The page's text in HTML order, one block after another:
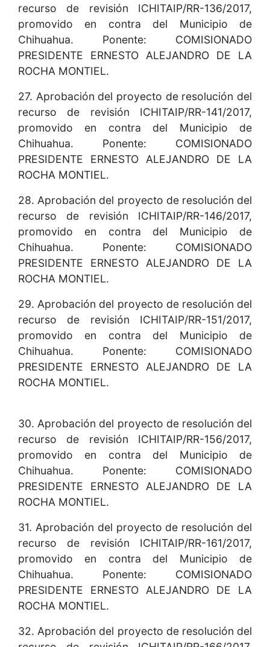
recurso de revisión ICHITAIP/RR-136/2017,
promovido en contra del Municipio de
Chihuahua. Ponente: COMISIONADO
PRESIDENTE ERNESTO ALEJANDRO DE LA
ROCHA MONTIEL.
27. Aprobación del proyecto de resolución del
recurso de revisión ICHITAIP/RR-141/2017,
promovido en contra del Municipio de
Chihuahua. Ponente: COMISIONADO
PRESIDENTE ERNESTO ALEJANDRO DE LA
ROCHA MONTIEL.
28. Aprobación del proyecto de resolución del
recurso de revisión ICHITAIP/RR-146/2017,
promovido en contra del Municipio de
Chihuahua. Ponente: COMISIONADO
PRESIDENTE ERNESTO ALEJANDRO DE LA
ROCHA MONTIEL.
29. Aprobación del proyecto de resolución del
recurso de revisión ICHITAIP/RR-151/2017,
promovido en contra del Municipio de
Chihuahua. Ponente: COMISIONADO
PRESIDENTE ERNESTO ALEJANDRO DE LA
ROCHA MONTIEL.
30. Aprobación del proyecto de resolución del
recurso de revisión ICHITAIP/RR-156/2017,
promovido en contra del Municipio de
Chihuahua. Ponente: COMISIONADO
PRESIDENTE ERNESTO ALEJANDRO DE LA
ROCHA MONTIEL.
31. Aprobación del proyecto de resolución del
recurso de revisión ICHITAIP/RR-161/2017,
promovido en contra del Municipio de
Chihuahua. Ponente: COMISIONADO
PRESIDENTE ERNESTO ALEJANDRO DE LA
ROCHA MONTIEL.
32. Aprobación del proyecto de resolución del